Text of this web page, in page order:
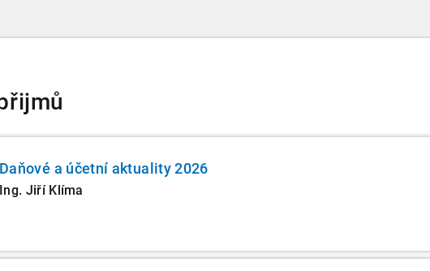
Daňové a účetní aktuality 2026
Ing. Jiří Klíma